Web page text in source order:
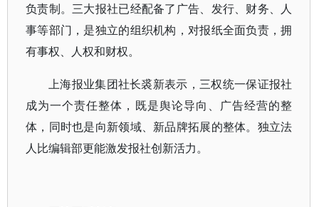
负责制。三大报社已经配备了广告、发行、财务、人
事等部门，是独立的组织机构，对报纸全面负责，拥
有事权、人权和财权。
上海报业集团社长裘新表示，三权统一保证报社
成为一个责任整体，既是舆论导向、广告经营的整
体，同时也是向新领域、新品牌拓展的整体。独立法
人比编辑部更能激发报社创新活力。